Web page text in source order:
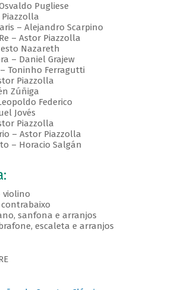
Pugliese
– Alejandro Scarpino
– Astor Piazzolla
Nazareth
– Daniel Grajew
Ferragutti
Piazzolla
Zúñiga
Federico
Jovés
Piazzolla
– Astor Piazzolla
– Horacio Salgán
violino
sanfona e arranjos
escaleta e arranjos